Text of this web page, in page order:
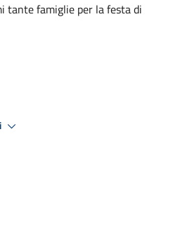
tante famiglie per la festa di